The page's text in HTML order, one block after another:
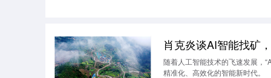
肖克炎谈AI智能找矿
随着人工智能技术的飞速发展，
精准化、高效化的智能新时代。